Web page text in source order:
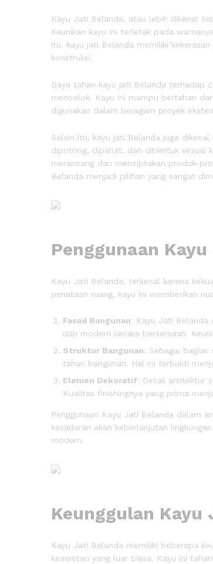
Kayu Jati Belanda, atau lebih dikenal
Keunikan kayu ini terletak pada
itu, kayu jati Belanda memiliki
konstruksi.
Daya tahan kayu jati Belanda terhadap
mencolok. Kayu ini mampu bertahan
digunakan dalam beragam proyek
Selain itu, kayu jati Belanda juga
dipotong, dipahat, dan dibentuk sesuai
merancang dan menciptakan produk-
Belanda menjadi pilihan yang sangat
Penggunaan
Kayu Jati Belanda, terkenal karena
penataan ruang, kayu ini memberikan
Fasad Bangunan: Kayu Jati Belanda
dan modern secara bersamaan.
Struktur Bangunan: Sebagai
tahan bangunan. Hal ini terbukti
Elemen Dekoratif: Detail arsitektur
Kualitas finishingnya yang prima
Penggunaan Kayu Jati Belanda dalam
kesadaran akan keberlanjutan
modern.
Keunggulan
Kayu Jati Belanda memiliki beberapa
keawetan yang luar biasa. Kayu ini